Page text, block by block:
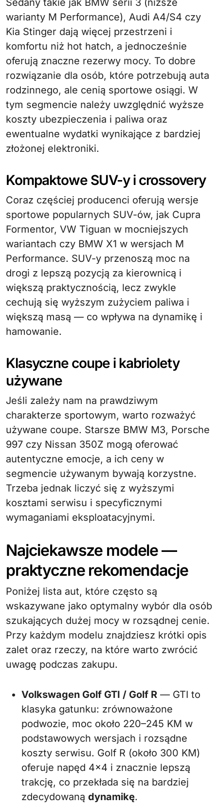
Sedany takie jak BMW serii 3 (niższe
warianty M Performance), Audi A4/S4 czy
Kia Stinger dają więcej przestrzeni i
komfortu niż hot hatch, a jednocześnie
oferują znaczne rezerwy mocy. To dobre
rozwiązanie dla osób, które potrzebują auta
rodzinnego, ale cenią sportowe osiągi. W
tym segmencie należy uwzględnić wyższe
koszty ubezpieczenia i paliwa oraz
ewentualne wydatki wynikające z bardziej
złożonej elektroniki.
Kompaktowe SUV-y i crossovery
Coraz częściej producenci oferują wersje
sportowe popularnych SUV-ów, jak Cupra
Formentor, VW Tiguan w mocniejszych
wariantach czy BMW X1 w wersjach M
Performance. SUV-y przenoszą moc na
drogi z lepszą pozycją za kierownicą i
większą praktycznością, lecz zwykle
cechują się wyższym zużyciem paliwa i
większą masą — co wpływa na dynamikę i
hamowanie.
Klasyczne coupe i kabriolety
używane
Jeśli zależy nam na prawdziwym
charakterze sportowym, warto rozważyć
używane coupe. Starsze BMW M3, Porsche
997 czy Nissan 350Z mogą oferować
autentyczne emocje, a ich ceny w
segmencie używanym bywają korzystne.
Trzeba jednak liczyć się z wyższymi
kosztami serwisu i specyficznymi
wymaganiami eksploatacyjnymi.
Najciekawsze modele —
praktyczne rekomendacje
Poniżej lista aut, które często są
wskazywane jako optymalny wybór dla osób
szukających dużej mocy w rozsądnej cenie.
Przy każdym modelu znajdziesz krótki opis
zalet oraz rzeczy, na które warto zwrócić
uwagę podczas zakupu.
Volkswagen Golf GTI / Golf R — GTI to
klasyka gatunku: zrównoważone
podwozie, moc około 220–245 KM w
podstawowych wersjach i rozsądne
koszty serwisu. Golf R (około 300 KM)
oferuje napęd 4×4 i znacznie lepszą
trakcję, co przekłada się na bardziej
zdecydowaną dynamikę.